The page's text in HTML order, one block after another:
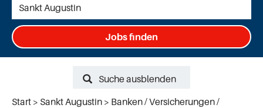
Jobs finden
Suche ausblenden
Start
Sankt Augustin
Banken / Versicherungen /